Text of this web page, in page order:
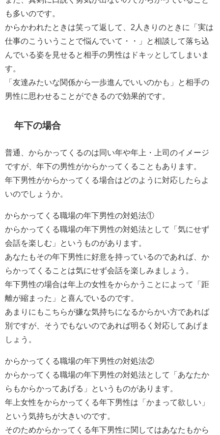
も多いのです。
からかわれたときは笑って返して、2人きりのときに「実は
仕事のこういうことで悩んでいて・・」と相談して落ち込
んでいる姿を見せると相手の男性はドキッとしてしまいま
す。
「友達みたいな関係から一歩進んでいいのかも」と相手の
男性に思わせることができるので効果的です。
年下の場合
普通、からかってくるのは同い年や年上・上司のイメージ
ですが、年下の男性がからかってくることもあります。
年下男性がからかってくる場合はどのように対応したらよ
いのでしょうか。
からかってくる職場の年下男性の対処法①
からかってくる職場の年下男性の対処法として「気にせず
会話を楽しむ」というものがあります。
あなたもその年下男性に好意を持っているのであれば、か
らかってくることは気にせず会話を楽しみましょう。
年下男性の場合は年上の女性をからかうことによって「距
離が縮まった」と喜んでいるのです。
あまりにもこちらが嫌な気持ちになるからかい方であれば
別ですが、そうでもないのであれば明るく対応してあげま
しょう。
からかってくる職場の年下男性の対処法②
からかってくる職場の年下男性の対処法として「あなたか
らもからかってあげる」というものがあります。
年上女性をからかってくる年下男性は「かまって欲しい」
という気持ちが大きいのです。
そのためからかってくる年下男性に関してはあなたもから